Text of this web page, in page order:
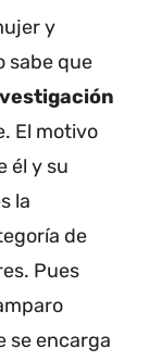
y
sabe que
El motivo
él y su
la
de
Pues
se encarga